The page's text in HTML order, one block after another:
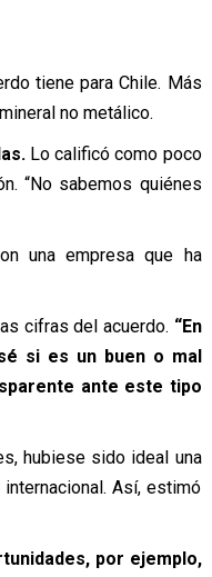
tiene para Chile. Más
no metálico.
Lo calificó como poco
“No sabemos quiénes
una empresa que ha
cifras del acuerdo. “En
si es un buen o mal
ante este tipo
hubiese sido ideal una
Así, estimó
por ejemplo,